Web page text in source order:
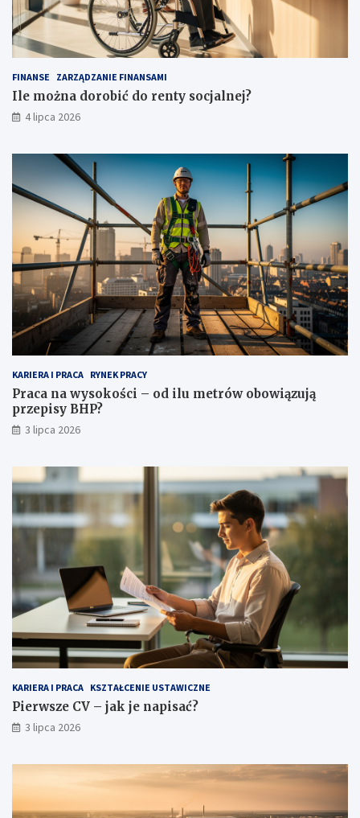
FINANSE ZARZĄDZANIE FINANSAMI
Ile można dorobić do renty socjalnej?
4 lipca 2026
KARIERA I PRACA RYNEK PRACY
Praca na wysokości – od ilu metrów obowiązują
przepisy BHP?
3 lipca 2026
KARIERA I PRACA KSZTAŁCENIE USTAWICZNE
Pierwsze CV – jak je napisać?
3 lipca 2026